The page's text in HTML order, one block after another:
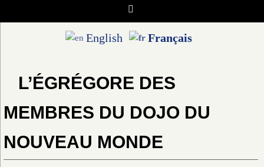
English Français
L’ÉGRÉGORE DES
MEMBRES DU DOJO DU
NOUVEAU MONDE